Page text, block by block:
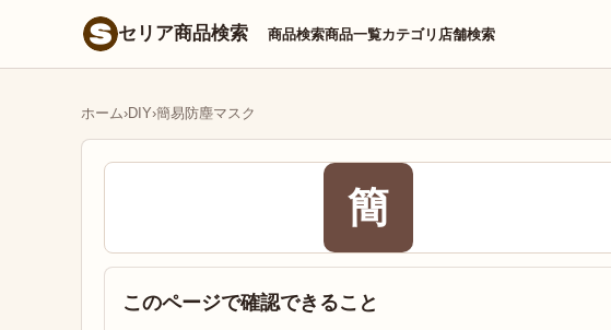
セリア商品検索 商品検索商品一覧カテゴリ 店舗検索
ホーム›DIY›簡易防塵マスク
簡
このページで確認できること